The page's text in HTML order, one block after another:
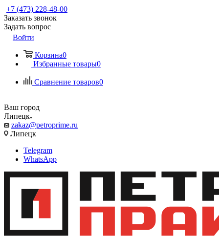
+7 (473) 228-48-00
Заказать звонок
Задать вопрос
Войти
Корзина0
Избранные товары0
Сравнение товаров0
Ваш город
Липецк
zakaz@petroprime.ru
Липецк
Telegram
WhatsApp